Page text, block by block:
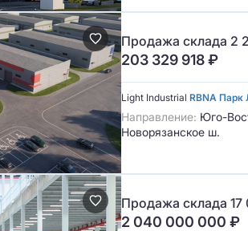
Продажа склада 2
203 329 918₽
Light Industrial RBNA Парк
Направление: Юго-
Новорязанское ш.
Продажа склада 17
2 040 000 000 ₽